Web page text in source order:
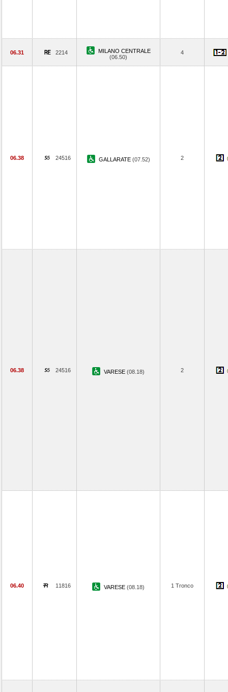
06.31 2214
MILANO CENTRALE
(06.50)
4
06.38 24516 GALLARATE (07.52) 2
06.38 24516 VARESE (08.18) 2
06.40 11816 VARESE (08.18) 1 Tronco